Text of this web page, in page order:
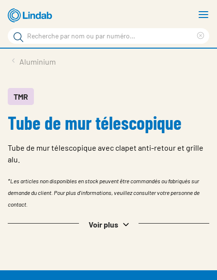
Aller
au
contenu
principal
Rechercher
Rechercher
sur
site
En vedette
À propos de Lindab
Downloads
Identification
Choisir la langue
Switzerland - French
Aluminium
TMR
Tube de mur télescopique
Tube de mur télescopique avec clapet anti-retour et grille
alu.
*Les articles non disponibles en stock peuvent être commandés ou fabriqués sur
demande du client. Pour plus d'informations, veuillez consulter votre personne de
contact.
Voir plus